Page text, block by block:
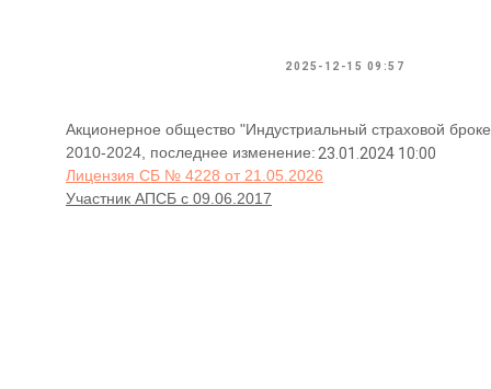
2025-12-15 09:57
Акционерное общество "Индустриальный страховой
2010-2024, последнее изменение:
Лицензия СБ № 4228 от 21.05.2026
Участник АПСБ с 09.06.2017
23.01.2024 10:00